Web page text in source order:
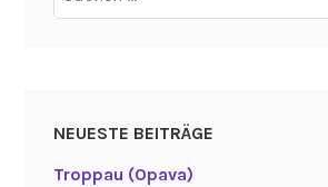
nach:
NEUESTE BEITRÄGE
Troppau (Opava)